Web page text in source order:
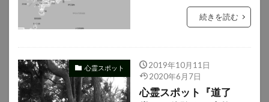
続きを読む
心霊スポット
2019年10月11日
2020年6月7日
心霊スポット『道了